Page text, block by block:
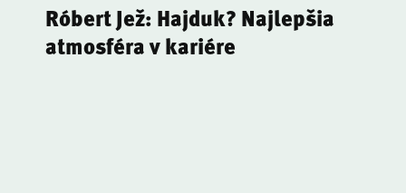
Róbert Jež: Hajduk? Najlepšia
atmosféra v kariére